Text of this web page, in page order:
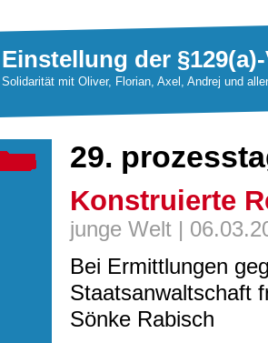
Einstellung der
Solidarität mit Oliver, Florian, Axel, Andrej und
29.
Konstruierte
junge Welt |
Bei Ermittlungen
Staatsanwaltschaft
Sönke Rabisch